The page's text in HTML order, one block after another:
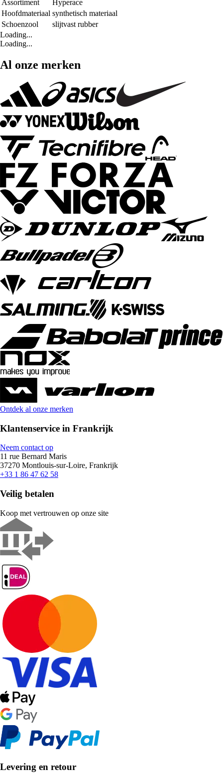
Assortiment
Hyperace
Hoofdmateriaal synthetisch materiaal
Schoenzool
slijtvast rubber
Loading...
Loading...
Al onze merken
Ontdek al onze merken
Klantenservice in Frankrijk
Neem contact op
11 rue Bernard Maris
37270 Montlouis-sur-Loire, Frankrijk
+33 1 86 47 62 58
Veilig betalen
Koop met vertrouwen op onze site
Levering en retour